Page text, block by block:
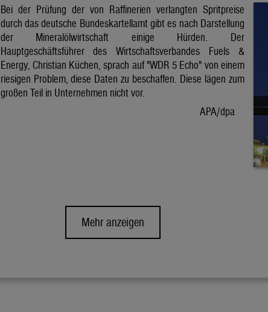
Bei der Prüfung der von Raffinerien verlangten Spritpreise
durch das deutsche Bundeskartellamt gibt es nach Darstellung
der Mineralölwirtschaft einige Hürden. Der
Hauptgeschäftsführer des Wirtschaftsverbandes Fuels &
Energy, Christian Küchen, sprach auf "WDR 5 Echo" von einem
riesigen Problem, diese Daten zu beschaffen. Diese lägen zum
großen Teil in Unternehmen nicht vor.
APA/dpa
Mehr anzeigen